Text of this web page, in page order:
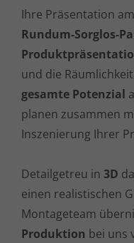
Ihre Präsentation
Rundum-Sorglos-
und die
gesamte Potenzial
planen zusammen
Inszenierung Ihrer
Detailgetreu in 3D
einen realistischen
Montageteam
Produktion bei uns